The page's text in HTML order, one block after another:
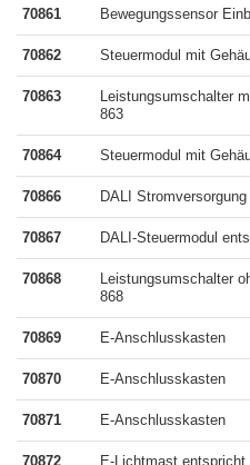
70861 Bewegungssensor
70862 Steuermodul mit
70863
Leistungsumschalter
863
70864 Steuermodul mit
70866 DALI
70867 DALI-Steuermodul
70868
Leistungsumschalter
868
70869 E-Anschlusskasten
70870 E-Anschlusskasten
70871 E-Anschlusskasten
70872 E-Lichtmast entspricht